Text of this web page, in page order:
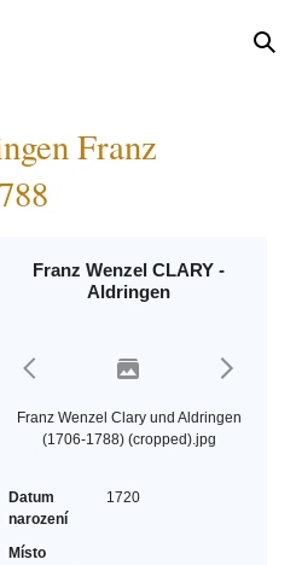
Franz
Franz Wenzel CLARY -
Aldringen
Franz Wenzel Clary und Aldringen
(1706-1788) (cropped).jpg
Datum
narození
1720
Místo